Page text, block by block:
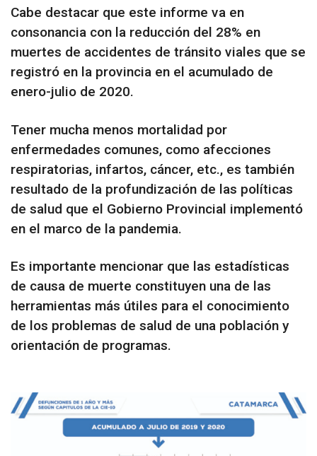
Cabe destacar que este informe va en
consonancia con la reducción del 28% en
muertes de accidentes de tránsito viales que se
registró en la provincia en el acumulado de
enero-julio de 2020.
Tener mucha menos mortalidad por
enfermedades comunes, como afecciones
respiratorias, infartos, cáncer, etc., es también
resultado de la profundización de las políticas
de salud que el Gobierno Provincial implementó
en el marco de la pandemia.
Es importante mencionar que las estadísticas
de causa de muerte constituyen una de las
herramientas más útiles para el conocimiento
de los problemas de salud de una población y
orientación de programas.